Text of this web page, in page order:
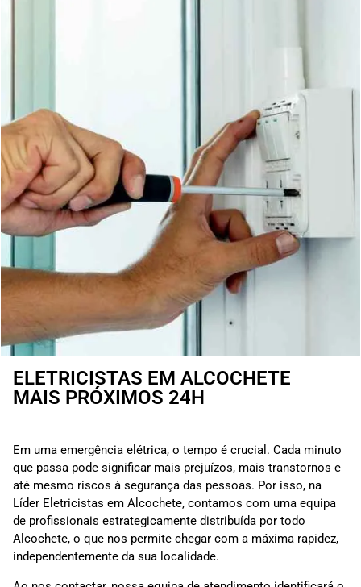
ELETRICISTAS EM ALCOCHETE
MAIS PRÓXIMOS 24H
Em uma emergência elétrica, o tempo é crucial. Cada minuto
que passa pode significar mais prejuízos, mais transtornos e
até mesmo riscos à segurança das pessoas. Por isso, na
Líder Eletricistas em Alcochete, contamos com uma equipa
de profissionais estrategicamente distribuída por todo
Alcochete, o que nos permite chegar com a máxima rapidez,
independentemente da sua localidade.